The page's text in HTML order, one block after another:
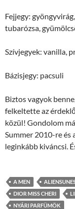
Fejjegy:
tubarózsa,
Szívjegyek: vanilla,
Bázisjegy: pacsuli
Biztos vagyok
felkeltette az
közül! Gondolom
Summer 2010-re és
leginkább kiváncsi.
A MEN
DIOR MISS CHERI
NYÁRI PARFÜMÖK